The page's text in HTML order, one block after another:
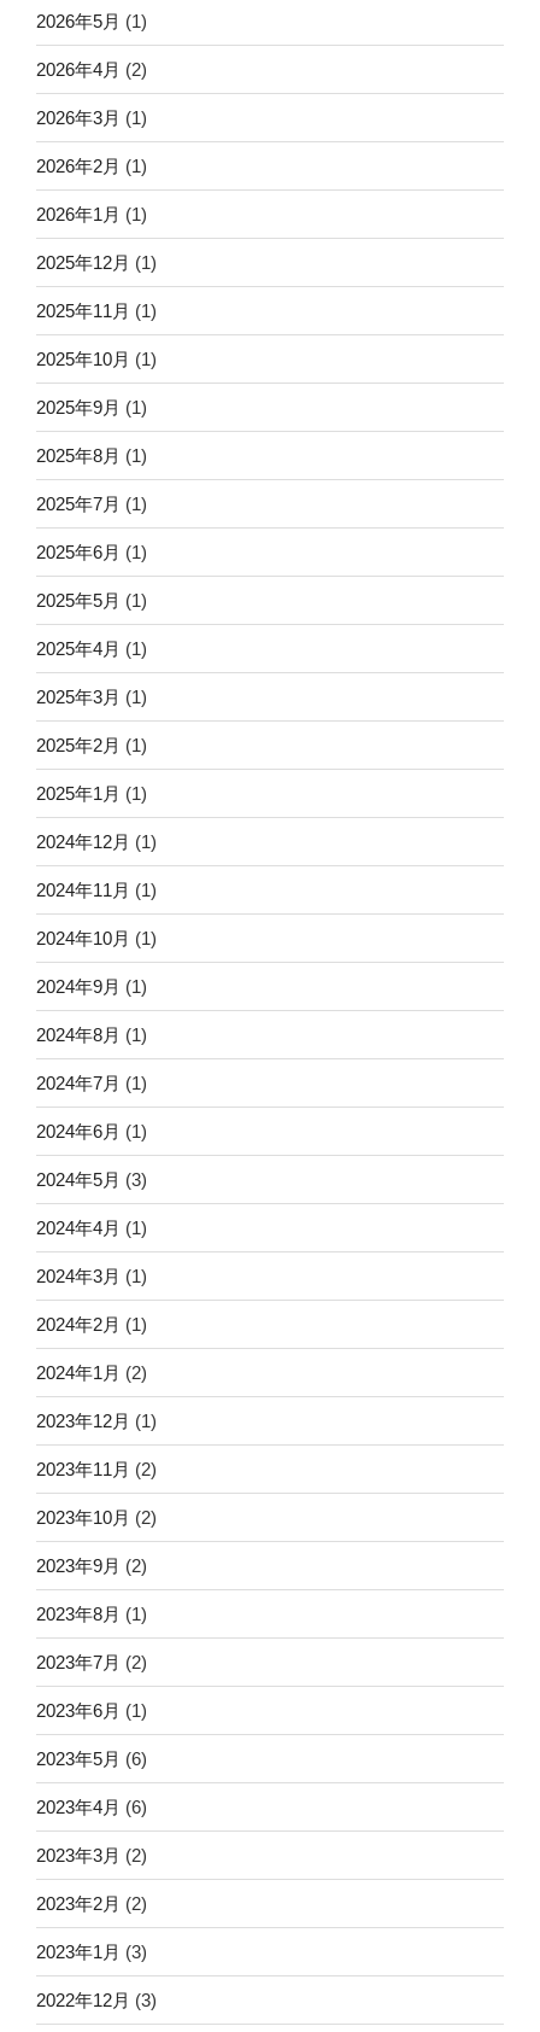
2026年5月 (1)
2026年4月 (2)
2026年3月 (1)
2026年2月 (1)
2026年1月 (1)
2025年12月 (1)
2025年11月 (1)
2025年10月 (1)
2025年9月 (1)
2025年8月 (1)
2025年7月 (1)
2025年6月 (1)
2025年5月 (1)
2025年4月 (1)
2025年3月 (1)
2025年2月 (1)
2025年1月 (1)
2024年12月 (1)
2024年11月 (1)
2024年10月 (1)
2024年9月 (1)
2024年8月 (1)
2024年7月 (1)
2024年6月 (1)
2024年5月 (3)
2024年4月 (1)
2024年3月 (1)
2024年2月 (1)
2024年1月 (2)
2023年12月 (1)
2023年11月 (2)
2023年10月 (2)
2023年9月 (2)
2023年8月 (1)
2023年7月 (2)
2023年6月 (1)
2023年5月 (6)
2023年4月 (6)
2023年3月 (2)
2023年2月 (2)
2023年1月 (3)
2022年12月 (3)